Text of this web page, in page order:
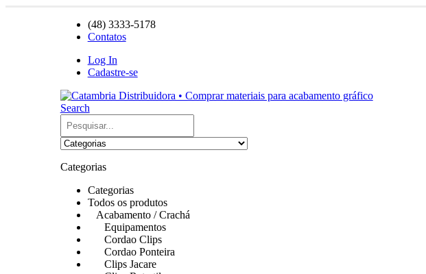
(48) 3333-5178
Contatos
Log In
Cadastre-se
Search
Categorias
Categorias
Todos os produtos
Acabamento / Crachá
Equipamentos
Cordao Clips
Cordao Ponteira
Clips Jacare